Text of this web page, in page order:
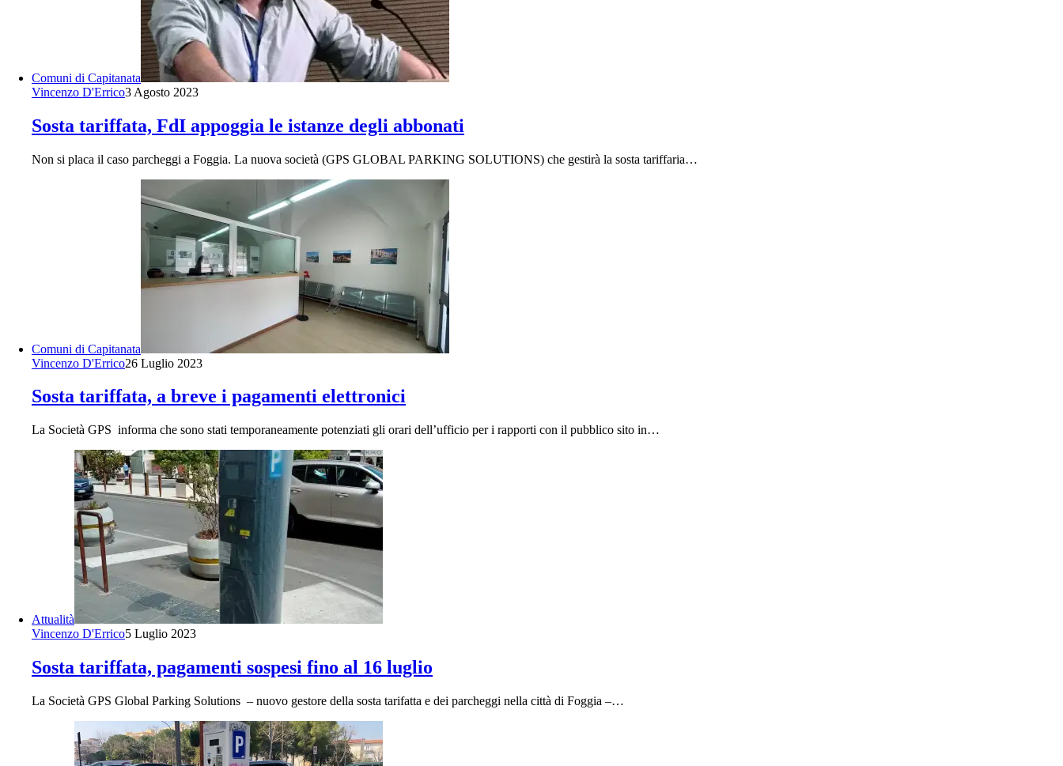
Comuni di Capitanata
Vincenzo D'Errico3 Agosto 2023
Sosta tariffata, FdI appoggia le istanze degli abbonati
Non si placa il caso parcheggi a Foggia. La nuova società (GPS GLOBAL PARKING SOLUTIONS) che gestirà la sosta tariffaria…
Comuni di Capitanata
Vincenzo D'Errico26 Luglio 2023
Sosta tariffata, a breve i pagamenti elettronici
La Società GPS informa che sono stati temporaneamente potenziati gli orari dell’ufficio per i rapporti con il pubblico sito in…
Attualità
Vincenzo D'Errico5 Luglio 2023
Sosta tariffata, pagamenti sospesi fino al 16 luglio
La Società GPS Global Parking Solutions – nuovo gestore della sosta tarifatta e dei parcheggi nella città di Foggia –…